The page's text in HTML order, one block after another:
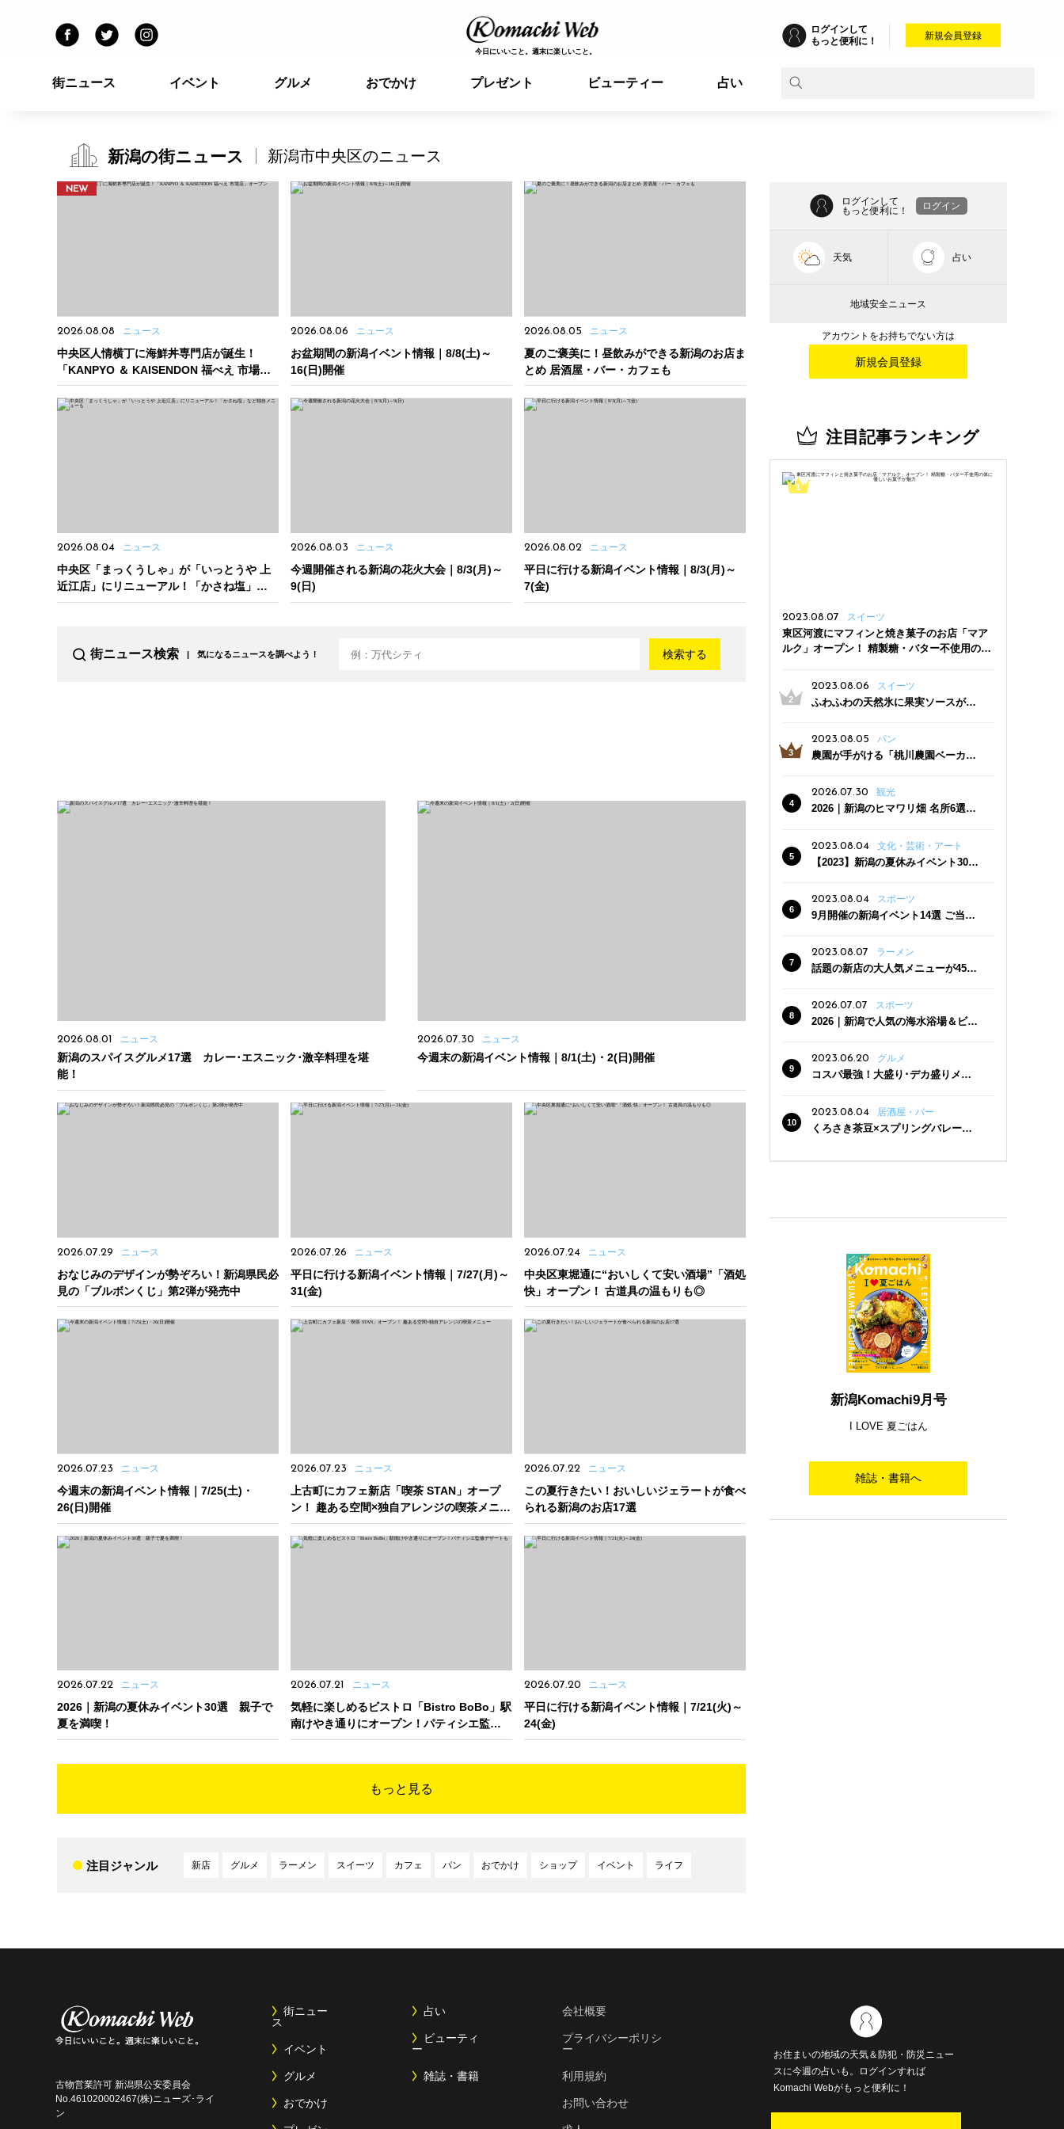
今日にいいこと。週末に楽しいこと。
ログインして
もっと便利に！
新規会員登録
街ニュース イベント グルメ おでかけ プレゼント ビューティー 占い
新潟の街ニュース 新潟市中央区のニュース
NEW
2026.08.08 ニュース
中央区人情横丁に海鮮丼専門店が誕生！
「KANPYO ＆ KAISENDON 福べえ 市場
店」オープン
2026.08.06 ニュース
お盆期間の新潟イベント情報｜8/8(土)～
16(日)開催
2026.08.05 ニュース
夏のご褒美に！昼飲みができる新潟のお店ま
とめ 居酒屋・バー・カフェも
2026.08.04 ニュース
中央区「まっくうしゃ」が「いっとうや 上
近江店」にリニューアル！「かさね塩」など
独自メニューも
2026.08.03 ニュース
今週開催される新潟の花火大会｜8/3(月)～
9(日)
2026.08.02 ニュース
平日に行ける新潟イベント情報｜8/3(月)～
7(金)
街ニュース検索 気になるニュースを調べよう！ 検索する
2026.08.01 ニュース
新潟のスパイスグルメ17選 カレー･エスニック･激辛料理を堪
能！
2026.07.30 ニュース
今週末の新潟イベント情報｜8/1(土)・2(日)開催
2026.07.29 ニュース
おなじみのデザインが勢ぞろい！新潟県民必
見の「ブルボンくじ」第2弾が発売中
2026.07.26 ニュース
平日に行ける新潟イベント情報｜7/27(月)～
31(金)
2026.07.24 ニュース
中央区東堀通に“おいしくて安い酒場”「酒処
快」オープン！ 古道具の温もりも◎
2026.07.23 ニュース
今週末の新潟イベント情報｜7/25(土)・
26(日)開催
2026.07.23 ニュース
上古町にカフェ新店「喫茶 STAN」オープ
ン！ 趣ある空間×独自アレンジの喫茶メニュ
ー
2026.07.22 ニュース
この夏行きたい！おいしいジェラートが食べ
られる新潟のお店17選
2026.07.22 ニュース
2026｜新潟の夏休みイベント30選 親子で
夏を満喫！
2026.07.21 ニュース
気軽に楽しめるビストロ「Bistro BoBo」駅
南けやき通りにオープン！パティシエ監修デ
ザートも
2026.07.20 ニュース
平日に行ける新潟イベント情報｜7/21(火)～
24(金)
もっと見る
注目ジャンル 新店 グルメ ラーメン スイーツ カフェ パン おでかけ ショップ イベント ライフ
ログインして
もっと便利に！
ログイン
天気 占い
地域安全ニュース
アカウントをお持ちでない方は
新規会員登録
注目記事ランキング
2023.08.07 スイーツ
東区河渡にマフィンと焼き菓子のお店「マア
ルク」オープン！ 精製糖・バター不使用の体
2023.08.06
スイーツ
ふわふわの天然氷に果実ソースがた
三条駅近くにオープン
2023.08.05 パン
農園が手がける「桃川農園ベーカリ
った焼きたてパンのほか、ジェラー
トやスムージーも
2026.07.30 観光
2026｜新潟のヒマワリ畑 名所6選
2023.08.04
文化・芸術・アート
【2023】新潟の夏休みイベント30
2023.08.04
スポーツ
9月開催の新潟イベント14選 ご当地
2023.08.07 ラーメン
話題の新店の大人気メニューが450
クーポン登場
2026.07.07 スポーツ
2026｜新潟で人気の海水浴場＆ビー
2023.06.20
グルメ
コスパ最強！大盛り･デカ盛りメニ
2023.08.04
居酒屋・バー
くろさき茶豆×スプリングバレー豊
新潟Komachi9月号
I LOVE 夏ごはん
雑誌・書籍へ
古物営業許可 新潟県公安委員会
No.461020002467(株)ニューズ･ライ
ン
街ニュー
ス
イベント
グルメ
おでかけ
占い
ビューティ
ー
雑誌・書籍
会社概要
プライバシーポリシ
ー
利用規約
お問い合わせ
お住まいの地域の天気＆防犯・防災ニュー
スに今週の占いも。ログインすれば
Komachi Webがもっと便利に！